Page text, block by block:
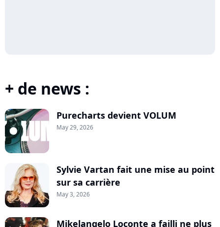
+ de news :
Purecharts devient VOLUM
May 29, 2026
Sylvie Vartan fait une mise au point
sur sa carrière
May 3, 2026
Mikelangelo Loconte a failli ne plus